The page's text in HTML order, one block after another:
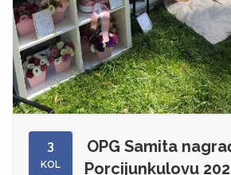
3
KOL
OPG Samita
Porcijunkulovu